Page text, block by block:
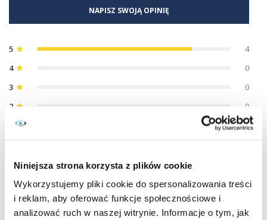
Niniejsza strona korzysta z plików cookie
Wykorzystujemy pliki cookie do spersonalizowania treści
i reklam, aby oferować funkcje społecznościowe i
analizować ruch w naszej witrynie. Informacje o tym, jak
NAPISZ SWOJĄ OPINIĘ
5 star
4
4 star
0
3 star
0
2 star
0
star 1
fałszywe treści, gdy tylko zostaną zidentyfikowane.
Wychodzą bardzo korzystnie cenowo